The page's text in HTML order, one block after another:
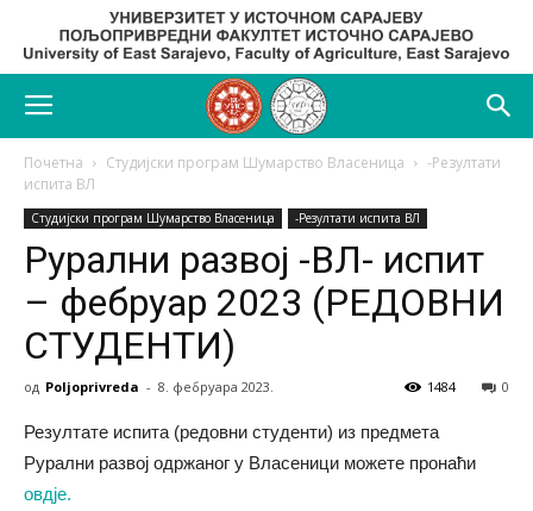
Почетна Студијски програм Шумарство Власеница
-Резултати
испита ВЛ
Студијски програм Шумарство Власеница -Резултати испита ВЛ
Рурални развој -ВЛ- испит
– фебруар 2023 (РЕДОВНИ
СТУДЕНТИ)
од Poljoprivreda - 8. фебруара 2023. 0
1484
Резултате испита (редовни студенти) из предмета
Рурални развој одржаног у Власеници можете пронаћи
овдје.